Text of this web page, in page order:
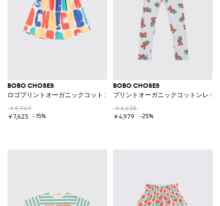
BOBO CHOSES
ロゴプリントオーガニックコットンジャージースカート
￥8,969
￥7,623
-15%
BOBO CHOSES
プリントオーガニックコットンレギ
￥6,638
￥4,979
-25%